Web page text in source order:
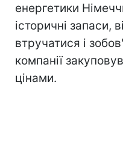
енергетики
історичні запаси,
втручатися і
компанії
цінами.